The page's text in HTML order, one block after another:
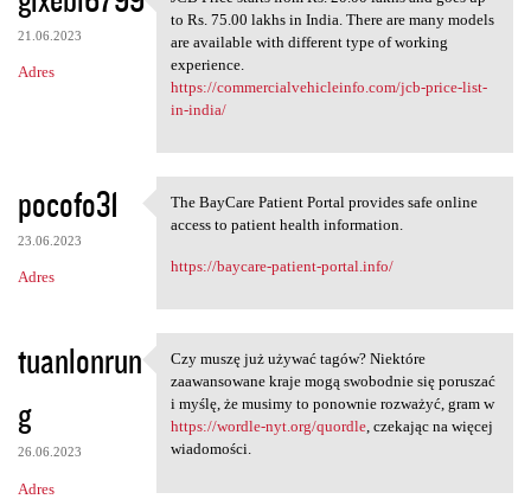
21.06.2023
Adres
JCB Price starts from Rs. 20
to Rs. 75.00 lakhs in India. There are many models
are available with different type of working
experience.
https://commercialvehicleinfo.com/jcb-price-list-
in-india/
pocofo31
23.06.2023
Adres
The BayCare Patient Portal
The BayCare Patient Portal provides safe online
access to patient health information.
https://baycare-patient-portal.info/
tuanlonrun
g
26.06.2023
Adres
Czy muszę już używać tagów?
Czy muszę już używać tagów? Niektóre
zaawansowane kraje mogą swobodnie się poruszać
i myślę, że musimy to ponownie rozważyć, gram w
https://wordle-nyt.org/quordle, czekając na więcej
wiadomości.